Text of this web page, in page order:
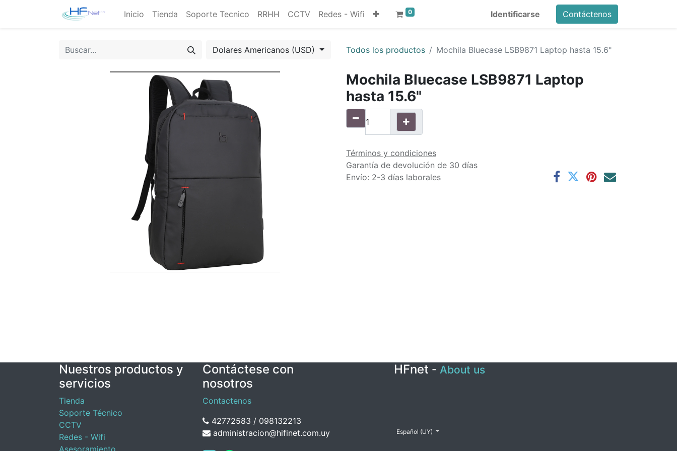
Inicio Tienda Soporte Tecnico RRHH CCTV Redes - Wifi 0 Identificarse Contáctenos
Dolares Americanos (USD) Todos los productos Mochila Bluecase LSB9871 Laptop hasta 15.6"
Mochila Bluecase LSB9871 Laptop
hasta 15.6"
Términos y condiciones
Garantía de devolución de 30 días
Envío: 2-3 días laborales
Nuestros productos y
servicios
Tienda
Soporte Técnico
CCTV
Redes - Wifi
Asesoramiento
Contáctese con
nosotros
Contactenos
42772583 / 098132213
administracion@hifinet.com.uy
HFnet - About us
Español (UY)